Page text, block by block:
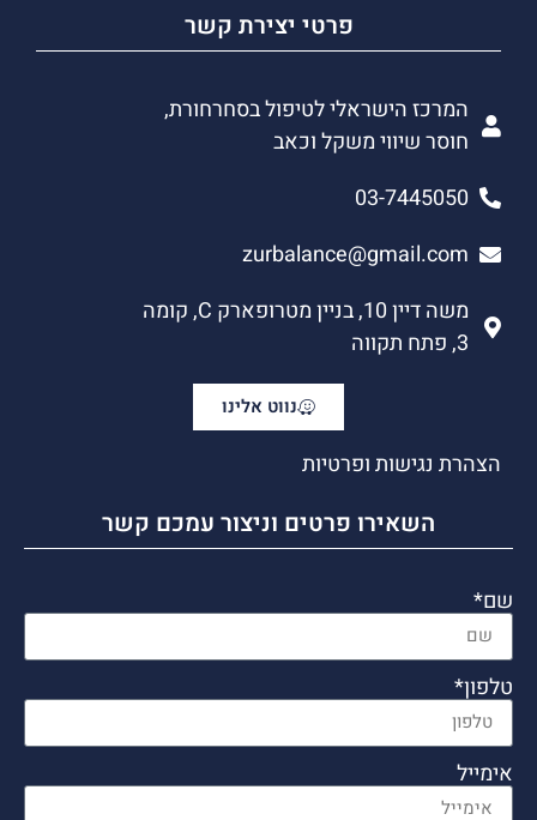
פרטי יצירת קשר
המרכז הישראלי לטיפול בסחרחורת,
חוסר שיווי משקל וכאב
03-7445050
zurbalance@gmail.com
משה דיין 10, בניין מטרופארק C, קומה
3, פתח תקווה
נווט אלינו
הצהרת נגישות ופרטיות
השאירו פרטים וניצור עמכם קשר
שם*
טלפון*
אימייל